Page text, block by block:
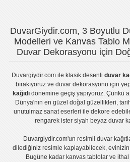
DuvarGiydir.com, 3 Boyutlu
Modelleri ve Kanvas Tablo
Duvar Dekorasyonu için
Duvargiydir.comile klasik desenli duvar
bırakıyoruz veduvar dekorasyonu için
kağıdıdönemine geçiş yapıyoruz. Çünkü
Dünya'nın en güzel doğal güzellikleri,
unutulmaz sanat eserleri ile dekore
rengarek ister siyah beyaz duvar
Duvargiydir.com'unresimli duvar
dilediğiniz resimle kaplayabilecek, evinizin
Bugüne kadar kanvas tablo lar veithal